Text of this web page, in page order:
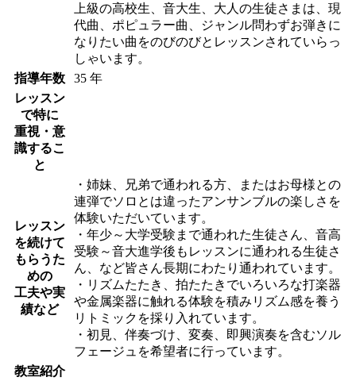
上級の高校生、音大生、大人の生徒さまは、現
代曲、ポピュラー曲、ジャンル問わずお弾きに
なりたい曲をのびのびとレッスンされていらっ
しゃいます。
指導年数
35 年
レッスン
で特に
重視・意
識するこ
と
レッスン
を続けて
もらうた
めの
工夫や実
績など
・姉妹、兄弟で通われる方、またはお母様との
連弾でソロとは違ったアンサンブルの楽しさを
体験いただいています。
・年少～大学受験まで通われた生徒さん、音高
受験～音大進学後もレッスンに通われる生徒さ
ん、など皆さん長期にわたり通われています。
・リズムたたき、拍たたきでいろいろな打楽器
や金属楽器に触れる体験を積みリズム感を養う
リトミックを採り入れています。
・初見、伴奏づけ、変奏、即興演奏を含むソル
フェージュを希望者に行っています。
教室紹介